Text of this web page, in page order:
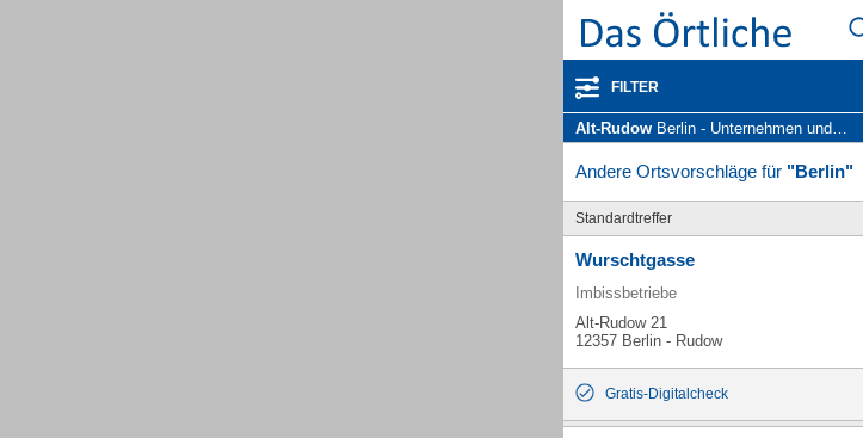
FILTER
Alt-Rudow Berlin - Unternehmen und Personen
Andere Ortsvorschläge für "Berlin"
Standardtreffer
Wurschtgasse
Imbissbetriebe
Alt-Rudow 21
12357 Berlin - Rudow
Gratis-Digitalcheck